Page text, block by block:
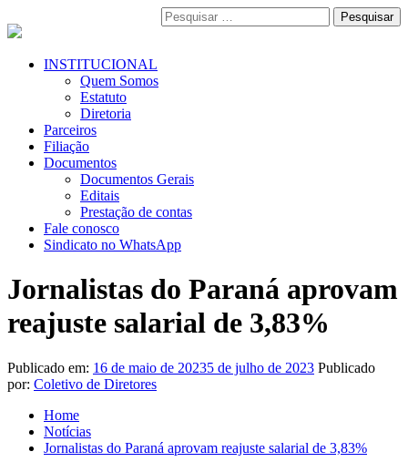
para
conteúdo
Pesquisar
por:
Menu
INSTITUCIONAL
Quem Somos
Estatuto
Diretoria
Parceiros
Filiação
Documentos
Documentos Gerais
Editais
Prestação de contas
Fale conosco
Sindicato no WhatsApp
Jornalistas do Paraná aprovam
reajuste salarial de 3,83%
Publicado em: 16 de maio de 20235 de julho de 2023 Publicado
por: Coletivo de Diretores
Home
Notícias
Jornalistas do Paraná aprovam reajuste salarial de 3,83%